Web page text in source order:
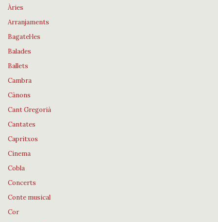
Àries
Arranjaments
Bagatel·les
Balades
Ballets
Cambra
Cànons
Cant Gregorià
Cantates
Capritxos
Cinema
Cobla
Concerts
Conte musical
Cor